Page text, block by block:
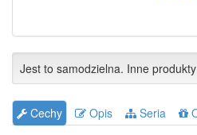
Jest to samodzielna. Inne
Cechy Opis Seria